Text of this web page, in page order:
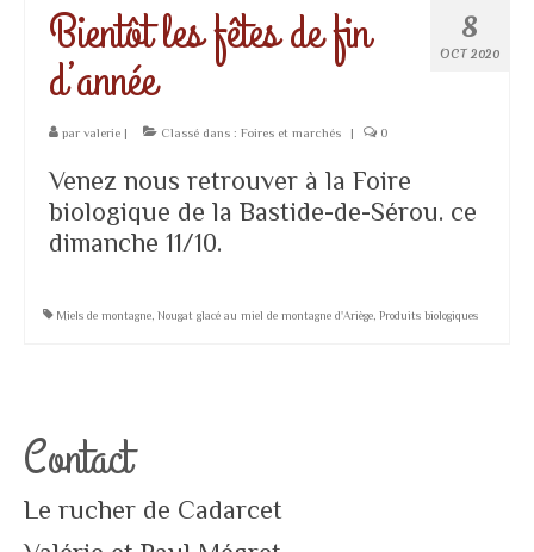
Confiseries
Cosmétiques
Produits de la ruche
Zéro déchet
8
OCT 2020
Bientôt les fêtes de fin
d’année
par valerie | Classé dans : Foires et marchés | 0
Venez nous retrouver à la Foire
biologique de la Bastide-de-Sérou. ce
dimanche 11/10.
Miels de montagne Nougat glacé au miel de montagne d'Ariège Produits biologiques
Contact
Le rucher de Cadarcet